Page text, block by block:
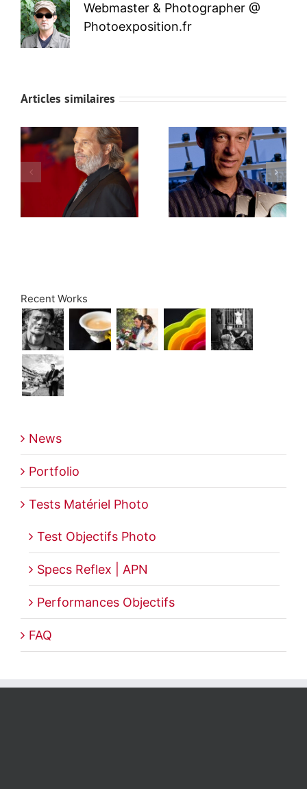
Webmaster & Photographer @
Photoexposition.fr
Articles similaires
Recent Works
News
Portfolio
Tests Matériel Photo
Test Objectifs Photo
Specs Reflex | APN
Performances Objectifs
FAQ